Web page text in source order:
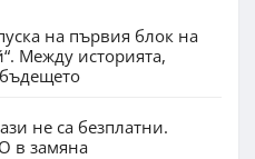
на първия блок на
Между историята,
не са безплатни.
в замяна